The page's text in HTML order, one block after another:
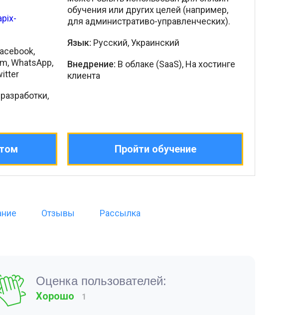
WhatsApp,
обучения или других целей (например,
для административо-управленческих).
Язык: Русский, Украинский
Внедрение: В облаке (SaaS), На хостинге
клиента
Пройти обучение
Отзывы Рассылка
Оценка пользователей:
Хорошо 1